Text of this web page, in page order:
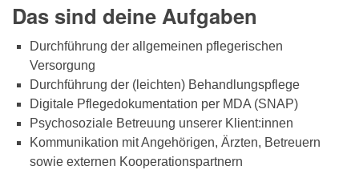
Das sind deine Aufgaben
Durchführung der allgemeinen pflegerischen
Versorgung
Durchführung der (leichten) Behandlungspflege
Digitale Pflegedokumentation per MDA (SNAP)
Psychosoziale Betreuung unserer Klient:innen
Kommunikation mit Angehörigen, Ärzten, Betreuern
sowie externen Kooperationspartnern